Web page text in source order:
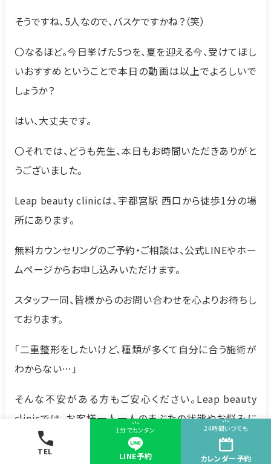
TEL
1分でカンタン
LINE予約
24時間いつでも
カレンダー予約
そうですね、5人なので、バスケですかね？（笑）
〇なるほど。今日挙げた5つを、夏を迎える今、受けてほし
いおすすめということで本日の動画は以上でよろしいで
しょうか？
はい、大丈夫です。
〇それでは、どうも先生、本日もお時間いただきありがと
うございました。
Leap beauty clinicは、宇都宮駅 西口から徒歩1分の場
所にあります。
無料カウンセリングのご予約・ご相談は、公式LINEやホー
ムページからお申し込みいただけます。
スタッフ一同、皆様からのお問い合わせを心よりお待ちし
ております。
「二重整形をしたいけど、種類が多くて自分に合う施術が
わからない…」
そんな不安がある方もご安心ください。Leap beauty
clinicでは、お客様一人一人のまぶたの状態やお悩みに
合わせ、豊富な実績を踏まえた医師の診察のもと、最適な
施術をご提案します。また施術に合わせ、得られる効果や